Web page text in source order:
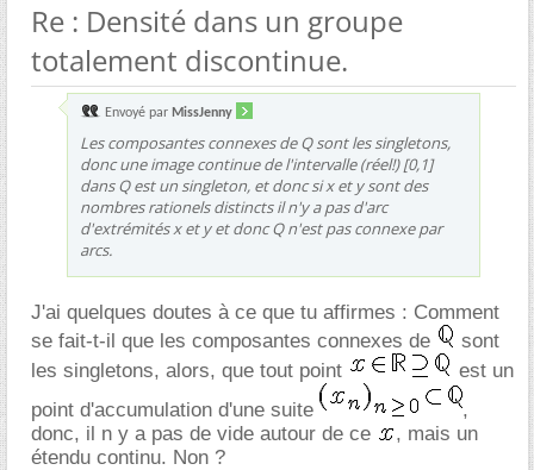
Re : Densité dans un groupe
totalement discontinue.
Envoyé par MissJenny
Les composantes connexes de Q sont les singletons,
donc une image continue de l'intervalle (réel!) [0,1]
dans Q est un singleton, et donc si x et y sont des
nombres rationels distincts il n'y a pas d'arc
d'extrémités x et y et donc Q n'est pas connexe par
arcs.
J'ai quelques doutes à ce que tu affirmes : Comment
se fait-t-il que les composantes connexes de
sont
les singletons, alors, que tout point
est un
point d'accumulation d'une suite
,
donc, il n y a pas de vide autour de ce
, mais un
étendu continu. Non ?